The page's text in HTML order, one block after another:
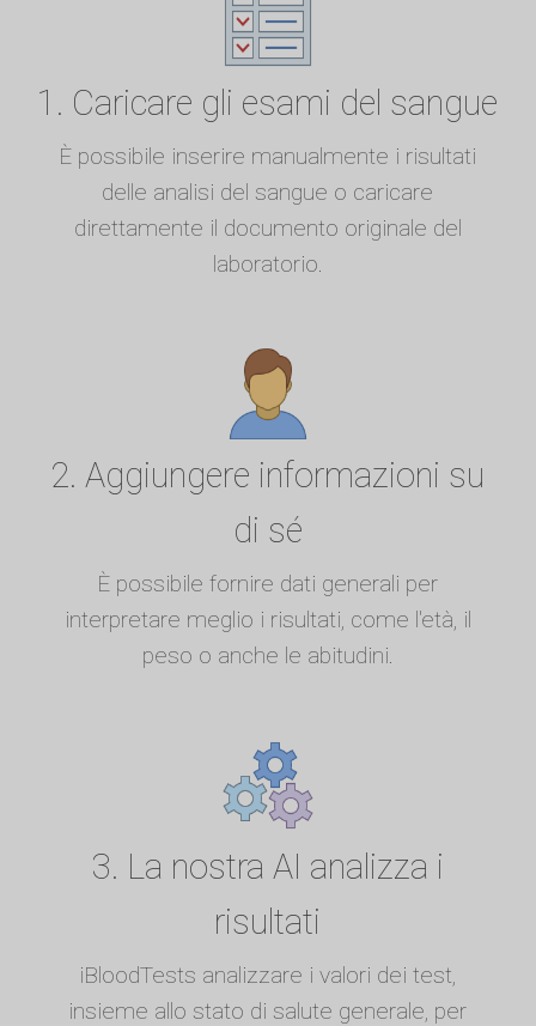
1. Caricare gli esami del sangue
È possibile inserire manualmente i risultati
delle analisi del sangue o caricare
direttamente il documento originale del
laboratorio.
2. Aggiungere informazioni su
di sé
È possibile fornire dati generali per
interpretare meglio i risultati, come l'età, il
peso o anche le abitudini.
3. La nostra AI analizza i
risultati
iBloodTests analizzare i valori dei test,
insieme allo stato di salute generale, per